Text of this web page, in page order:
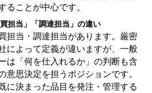
ることが中心です。
担当」「調達担当」の違い
担当・調達担当があります。厳密
によって定義が違いますが、一般
は「何を仕入れるか」の判断も含
意思決定を担うポジションです。
に決まった品目を発注・管理する